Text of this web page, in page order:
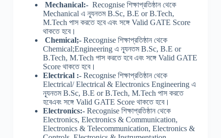
Mechanical:-Recognise শিক্ষাপ্রতিষ্ঠান থেকে
Mechanical এ ন্যূনতম B.Sc, B.E or B.Tech,
M.Tech পাস করতে হবে এবং সঙ্গে Valid GATE Score
থাকতে হবে।
Chemical;- Recognise শিক্ষাপ্রতিষ্ঠান থেকে
Chemical;Engineering এ ন্যূনতম B.Sc, B.E or
B.Tech, M.Tech পাস করতে হবে এবং সঙ্গে Valid GATE
Score থাকতে হবে।
Electrical :-Recognise শিক্ষাপ্রতিষ্ঠান থেকে
Electrical/ Electrical & Electronics Engineering এ
ন্যূনতম B.Sc, B.E or B.Tech, M.Tech পাস করতে
হবেএবং সঙ্গে Valid GATE Score থাকতে হবে।
Electronics:-Recognise শিক্ষাপ্রতিষ্ঠান থেকে
Electronics, Electronics & Communication,
Electronics & Telecommunication, Electronics &